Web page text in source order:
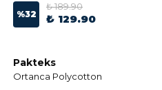
%32
₺ 189.90
₺ 129.90
Pakteks
Ortanca Polycotton